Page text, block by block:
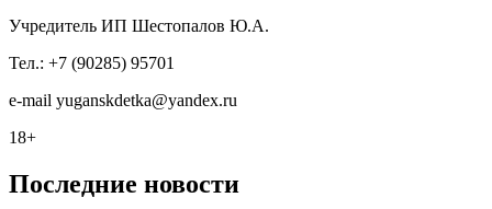
Учредитель ИП Шестопалов Ю.А.
Тел.: +7 (90285) 95701
e-mail yuganskdetka@yandex.ru
18+
Последние новости